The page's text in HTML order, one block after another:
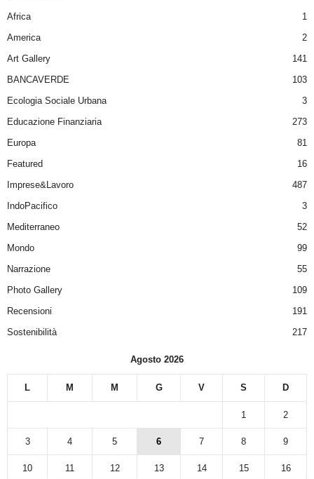
Africa
1
America
2
Art Gallery
141
BANCAVERDE
103
Ecologia Sociale Urbana
3
Educazione Finanziaria
273
Europa
81
Featured
16
Imprese&Lavoro
487
IndoPacifico
3
Mediterraneo
52
Mondo
99
Narrazione
55
Photo Gallery
109
Recensioni
191
Sostenibilità
217
Agosto 2026
L M M G V S D
1 2
3 4 5 6 7 8 9
10 11 12 13 14 15 16